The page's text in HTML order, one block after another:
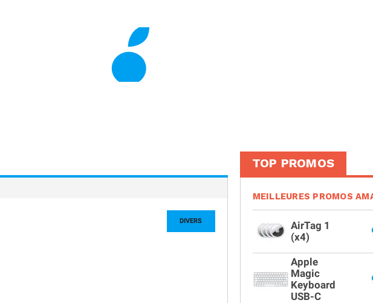
DIVERS
TOP PROMOS
MEILLEURES PROMOS
AirTag 1
(x4)
Apple
Magic
Keyboard
USB-C